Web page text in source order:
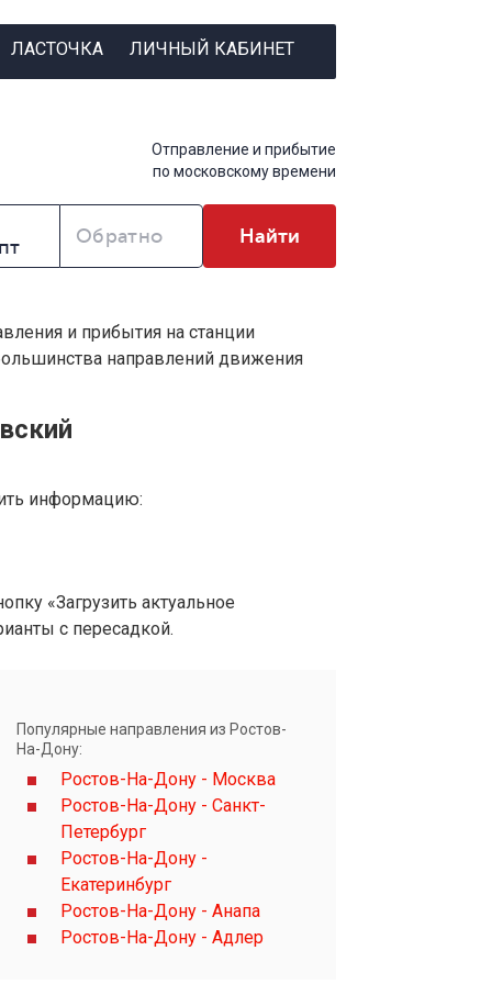
ЛАСТОЧКА ЛИЧНЫЙ КАБИНЕТ
Отправление и прибытие
по московскому времени
Обратно Найти
и прибытия на станции
направлений движения
информацию:
«Загрузить актуальное
с пересадкой.
Популярные направления из Ростов-
На-Дону:
Ростов-На-Дону - Москва
Ростов-На-Дону - Санкт-
Петербург
Ростов-На-Дону -
Екатеринбург
Ростов-На-Дону - Анапа
Ростов-На-Дону - Адлер